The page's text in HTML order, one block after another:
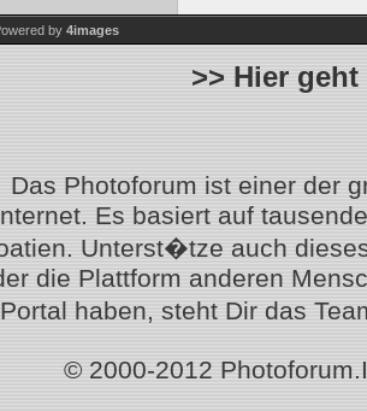
by 4images
>> Hier
Das Photoforum ist einer der
Es basiert auf
Unterst�tze auch
die Plattform anderen
Portal haben, steht Dir das
© 2000-2012